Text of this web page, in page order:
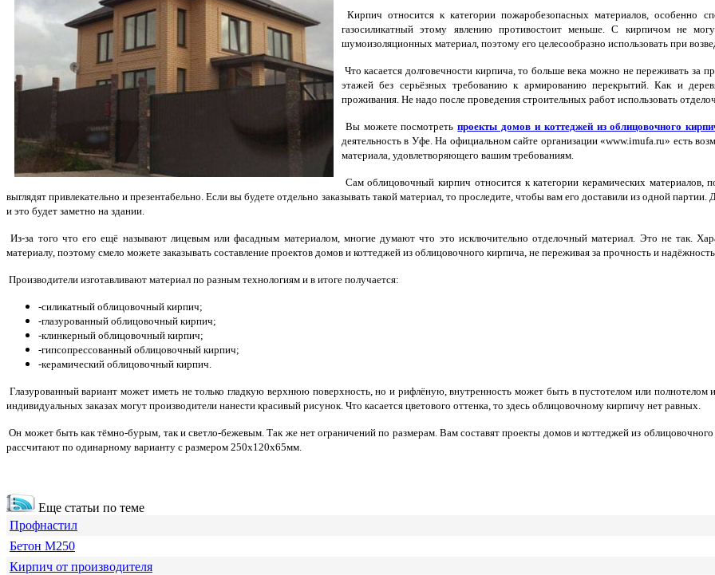
Кирпич относится к категории пожаробезопасных материалов, особенно
газосиликатный этому явлению противостоит меньше. С кирпичом не
шумоизоляционных материал, поэтому его целесообразно использовать при
Что касается долговечности кирпича, то больше века можно не переживать за
этажей без серьёзных требованию к армированию перекрытий. Как и
проживания. Не надо после проведения строительных работ использовать
Вы можете посмотретьпроекты домов и коттеджей из облицовочного
деятельность в Уфе. На официальном сайте организации «www.imufa.ru» есть
материала, удовлетворяющего вашим требованиям.
Сам облицовочный кирпич относится к категории керамических
выглядят привлекательно и презентабельно. Если вы будете отдельно заказывать такой материал, то проследите, чтобы вам его доставили из одной
и это будет заметно на здании.
Из-за того что его ещё называют лицевым или фасадным материалом, многие думают что это исключительно отделочный материал. Это не так.
материалу, поэтому смело можете заказывать составление проектов домов и коттеджей из облицовочного кирпича, не переживая за прочность и
Производители изготавливают материал по разным технологиям и в итоге получается:
-силикатный облицовочный кирпич;
-глазурованный облицовочный кирпич;
-клинкерный облицовочный кирпич;
-гипсопрессованный облицовочный кирпич;
-керамический облицовочный кирпич.
Глазурованный вариант может иметь не только гладкую верхнюю поверхность, но и рифлёную, внутренность может быть в пустотелом или
индивидуальных заказах могут производители нанести красивый рисунок. Что касается цветового оттенка, то здесь облицовочному кирпичу нет равных.
Он может быть как тёмно-бурым, так и светло-бежевым. Так же нет ограничений по размерам. Вам составят проекты домов и коттеджей из
рассчитают по одинарному варианту с размером 250х120х65мм.
Еще статьи по теме
Профнастил
Бетон М250
Кирпич от производителя